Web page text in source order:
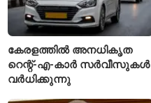
കേരളത്തിൽ അനധികൃത
റെന്റ്-എ-കാർ സർവീസുകൾ
വർധിക്കുന്നു